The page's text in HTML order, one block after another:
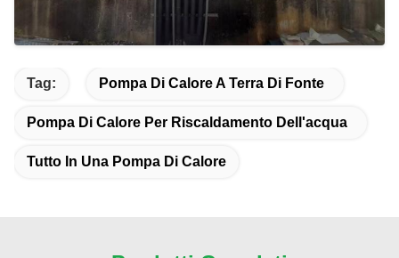
Tag: Pompa Di Calore A Terra Di Fonte
Pompa Di Calore Per Riscaldamento Dell'acqua
Tutto In Una Pompa Di Calore